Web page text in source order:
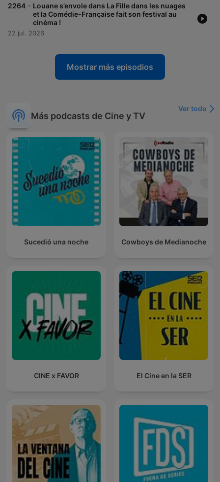
2264 - Louane s’envole dans La Fille dans les nuages
et la Comédie-Française fait son festival au
cinéma !
22 jul. 2026
Mostrar más episodios
Más podcasts de Cine y TV
Ver todo
Sucedió una noche Cowboys de Medianoche
CINE x FAVOR El Cine en la SER